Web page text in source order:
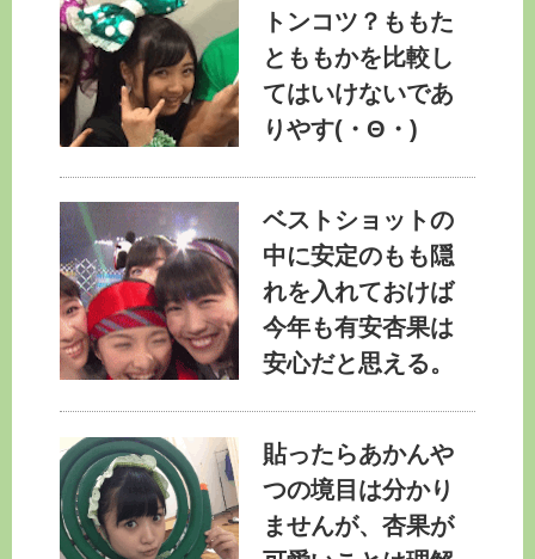
トンコツ？ももた
とももかを比較し
てはいけないであ
りやす(・Θ・)
ベストショットの
中に安定のもも隠
れを入れておけば
今年も有安杏果は
安心だと思える。
貼ったらあかんや
つの境目は分かり
ませんが、杏果が